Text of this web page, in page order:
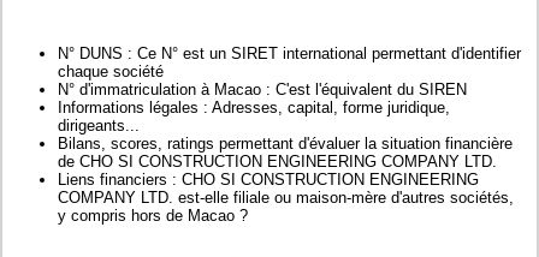
N° DUNS : Ce N° est un SIRET international permettant d'identifier
chaque société
N° d'immatriculation à Macao : C'est l'équivalent du SIREN
Informations légales : Adresses, capital, forme juridique,
dirigeants...
Bilans, scores, ratings permettant d'évaluer la situation financière
de CHO SI CONSTRUCTION ENGINEERING COMPANY LTD.
Liens financiers : CHO SI CONSTRUCTION ENGINEERING
COMPANY LTD. est-elle filiale ou maison-mère d'autres sociétés,
y compris hors de Macao ?